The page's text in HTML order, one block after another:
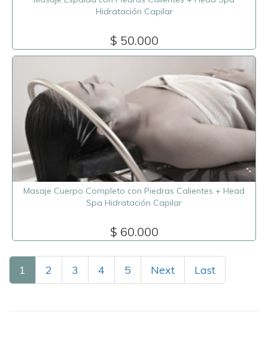
Hidratación Capilar
$ 50.000
Masaje Cuerpo Completo con Piedras Calientes + Head
Spa Hidratación Capilar
$ 60.000
1 2 3 4 5 Next Last